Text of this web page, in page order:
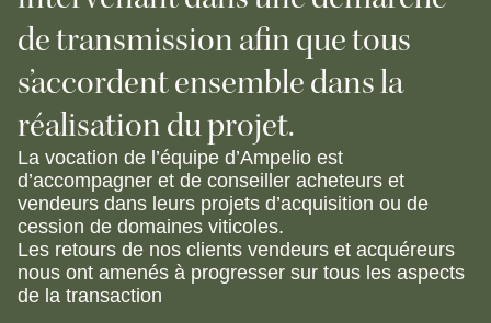
de transmission afin que tous
s’accordent ensemble dans la
réalisation du projet.
La vocation de l’équipe d’Ampelio est
d’accompagner et de conseiller acheteurs et
vendeurs dans leurs projets d’acquisition ou de
cession de domaines viticoles.
Les retours de nos clients vendeurs et acquéreurs
nous ont amenés à progresser sur tous les aspects
de la transaction